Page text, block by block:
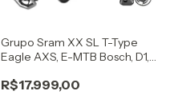
Grupo Sram XX SL T-Type
Eagle AXS, E-MTB Bosch, D1,
(00.7918.280.001)
R$17.999,00